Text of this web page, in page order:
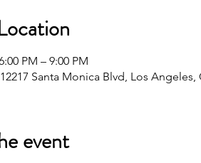
PM – 9:00 PM
Santa Monica Blvd, Los Angeles,
event